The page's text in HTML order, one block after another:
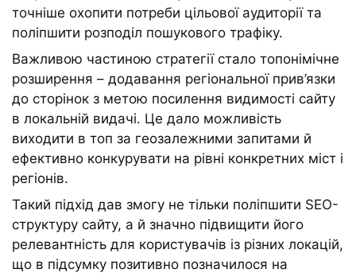
точніше охопити потреби цільової аудиторії та
поліпшити розподіл пошукового трафіку.
Важливою частиною стратегії стало топонімічне
розширення – додавання регіональної прив’язки
до сторінок з метою посилення видимості сайту
в локальній видачі. Це дало можливість
виходити в топ за геозалежними запитами й
ефективно конкурувати на рівні конкретних міст і
регіонів.
Такий підхід дав змогу не тільки поліпшити SEO-
структуру сайту, а й значно підвищити його
релевантність для користувачів із різних локацій,
що в підсумку позитивно позначилося на